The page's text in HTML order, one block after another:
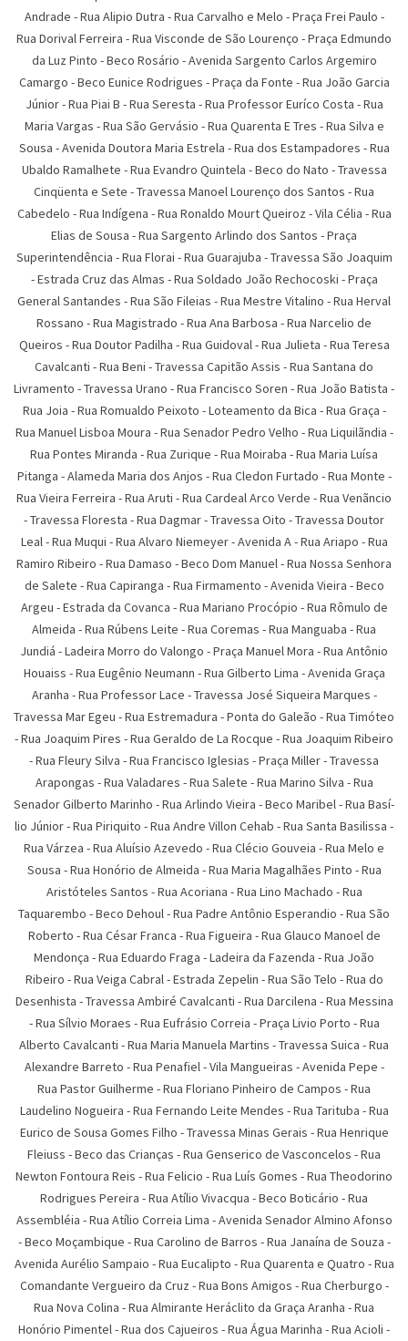
Andrade -Rua Alipio Dutra -Rua Carvalho e Melo -Praça Frei Paulo -
Rua Dorival Ferreira -Rua Visconde de São Lourenço -Praça Edmundo
da Luz Pinto -Beco Rosário -Avenida Sargento Carlos Argemiro
Camargo -Beco Eunice Rodrigues -Praça da Fonte -Rua João Garcia
Júnior-Rua Piai B -Rua Seresta -Rua Professor Euríco Costa -Rua
Maria Vargas -Rua São Gervásio -Rua Quarenta E Tres -Rua Silva e
Sousa -Avenida Doutora Maria Estrela -Rua dos Estampadores -Rua
Ubaldo Ramalhete -Rua Evandro Quintela -Beco do Nato -Travessa
Cinqüenta e Sete -Travessa Manoel Lourenço dos Santos -Rua
Cabedelo -Rua Indígena -Rua Ronaldo Mourt Queiroz -Vila Célia -Rua
Elias de Sousa -Rua Sargento Arlindo dos Santos -Praça
Superintendência -Rua Florai -Rua Guarajuba -Travessa São Joaquim
-Estrada Cruz das Almas -Rua Soldado João Rechocoski -Praça
General Santandes -Rua São Fileias -Rua Mestre Vitalino -Rua Herval
Rossano -Rua Magistrado -Rua Ana Barbosa -Rua Narcelio de
Queiros -Rua Doutor Padilha -Rua Guidoval-Rua Julieta -Rua Teresa
Cavalcanti -Rua Beni -Travessa Capitão Assis -Rua Santana do
Livramento -Travessa Urano -Rua Francisco Soren -Rua João Batista -
Rua Joia -Rua Romualdo Peixoto -Loteamento da Bica -Rua Graça -
Rua Manuel Lisboa Moura -Rua Senador Pedro Velho -Rua Liquilãndia -
Rua Pontes Miranda -Rua Zurique -Rua Moiraba -Rua Maria Luí­sa
Pitanga -Alameda Maria dos Anjos -Rua Cledon Furtado -Rua Monte -
Rua Vieira Ferreira -Rua Aruti -Rua Cardeal Arco Verde -Rua Venãncio
-Travessa Floresta -Rua Dagmar-Travessa Oito -Travessa Doutor
Leal-Rua Muqui -Rua Alvaro Niemeyer-Avenida A-Rua Ariapo -Rua
Ramiro Ribeiro -Rua Damaso -Beco Dom Manuel-Rua Nossa Senhora
de Salete -Rua Capiranga -Rua Firmamento -Avenida Vieira -Beco
Argeu -Estrada da Covanca -Rua Mariano Procópio -Rua Rômulo de
Almeida -Rua Rúbens Leite -Rua Coremas -Rua Manguaba -Rua
Jundiá -Ladeira Morro do Valongo -Praça Manuel Mora -Rua Antônio
Houaiss -Rua Eugênio Neumann -Rua Gilberto Lima -Avenida Graça
Aranha -Rua Professor Lace -Travessa José Siqueira Marques -
Travessa Mar Egeu -Rua Estremadura -Ponta do Galeão -Rua Timóteo
-Rua Joaquim Pires -Rua Geraldo de La Rocque -Rua Joaquim Ribeiro
-Rua Fleury Silva -Rua Francisco Iglesias -Praça Miller-Travessa
Arapongas -Rua Valadares -Rua Salete -Rua Marino Silva -Rua
Senador Gilberto Marinho -Rua Arlindo Vieira -Beco Maribel-Rua Basí­
lio Júnior-Rua Piriquito -Rua Andre Villon Cehab -Rua Santa Basilissa -
Rua Várzea -Rua Aluí­sio Azevedo -Rua Clécio Gouveia -Rua Melo e
Sousa -Rua Honório de Almeida -Rua Maria Magalhães Pinto -Rua
Aristóteles Santos -Rua Acoriana -Rua Lino Machado -Rua
Taquarembo -Beco Dehoul-Rua Padre Antônio Esperandio -Rua São
Roberto -Rua César Franca -Rua Figueira -Rua Glauco Manoel de
Mendonça -Rua Eduardo Fraga -Ladeira da Fazenda -Rua João
Ribeiro -Rua Veiga Cabral-Estrada Zepelin -Rua São Telo -Rua do
Desenhista -Travessa Ambiré Cavalcanti -Rua Darcilena -Rua Messina
-Rua Sí­lvio Moraes -Rua Eufrásio Correia -Praça Livio Porto -Rua
Alberto Cavalcanti -Rua Maria Manuela Martins -Travessa Suica -Rua
Alexandre Barreto -Rua Penafiel-Vila Mangueiras -Avenida Pepe -
Rua Pastor Guilherme -Rua Floriano Pinheiro de Campos -Rua
Laudelino Nogueira -Rua Fernando Leite Mendes -Rua Tarituba -Rua
Eurico de Sousa Gomes Filho -Travessa Minas Gerais -Rua Henrique
Fleiuss -Beco das Crianças -Rua Genserico de Vasconcelos -Rua
Newton Fontoura Reis -Rua Felicio -Rua Luís Gomes -Rua Theodorino
Rodrigues Pereira -Rua Atí­lio Vivacqua -Beco Boticário -Rua
Assembléia -Rua Atílio Correia Lima -Avenida Senador Almino Afonso
-Beco Moçambique -Rua Carolino de Barros -Rua Janaína de Souza -
Avenida Aurélio Sampaio -Rua Eucalipto -Rua Quarenta e Quatro -Rua
Comandante Vergueiro da Cruz -Rua Bons Amigos -Rua Cherburgo -
Rua Nova Colina -Rua Almirante Heráclito da Graça Aranha -Rua
Honório Pimentel-Rua dos Cajueiros -Rua Água Marinha -Rua Acioli -